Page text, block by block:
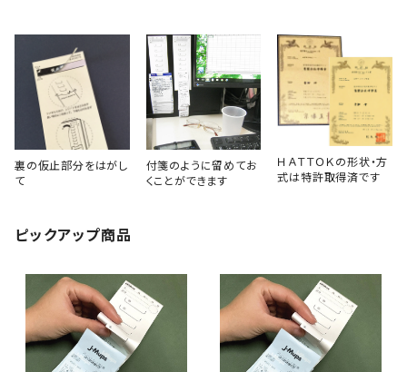
裏の仮止部分をはがし
て
付箋のように留めてお
くことができます
ＨＡＴＴＯＫの形状・方
式は特許取得済です
ピックアップ商品